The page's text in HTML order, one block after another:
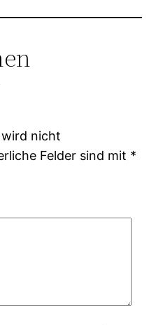
wird nicht
Felder sind mit *